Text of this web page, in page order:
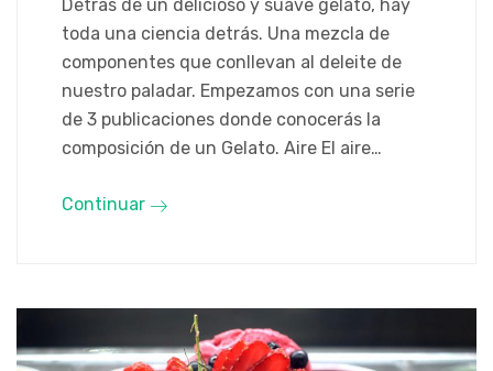
Detrás de un delicioso y suave gelato, hay
toda una ciencia detrás. Una mezcla de
componentes que conllevan al deleite de
nuestro paladar. Empezamos con una serie
de 3 publicaciones donde conocerás la
composición de un Gelato. Aire El aire…
Continuar